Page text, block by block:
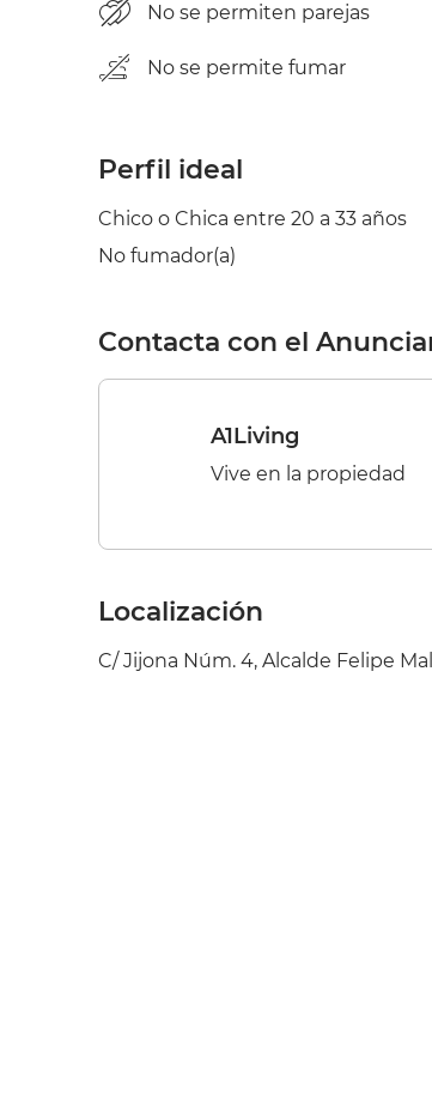
No se permiten parejas
No se permite fumar
Perfil ideal
Chico o Chica entre 20 a 33 años
No fumador(a)
Contacta con el
A1Living
Vive en la propiedad
Localización
C/ Jijona Núm. 4, Alcalde Felipe